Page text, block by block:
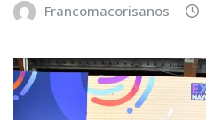
Francomacorisanos